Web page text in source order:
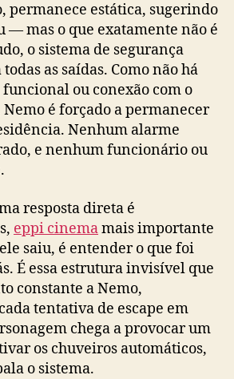
permanece estática, sugerindo
— mas o que exatamente não é
o sistema de segurança
as saídas. Como não há
ou conexão com o
é forçado a permanecer
Nenhum alarme
e nenhum funcionário ou
resposta direta é
eppi cinemamais importante
saiu, é entender o que foi
É essa estrutura invisível que
constante a Nemo,
tentativa de escape em
chega a provocar um
os chuveiros automáticos,
o sistema.